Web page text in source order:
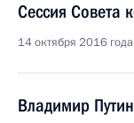
Сессия Совета
14 октября 2016
Владимир